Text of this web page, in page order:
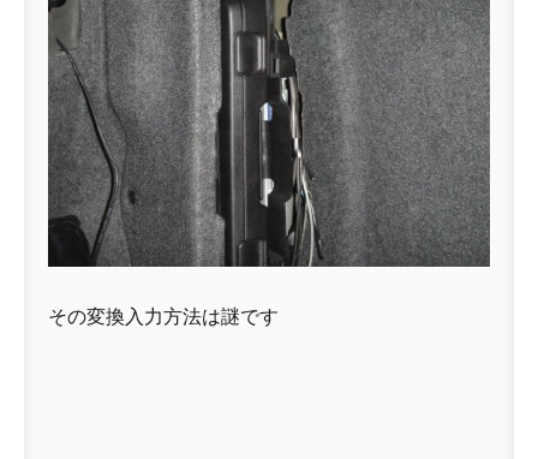
その変換入力方法は謎です